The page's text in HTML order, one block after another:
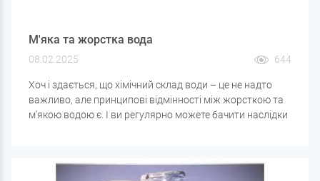
М'яка та жорстка вода
08.02.2025 644
Хоч і здається, що хімічний склад води – це не надто
важливо, але принципові відмінності між жорсткою та
м'якою водою є. І ви регулярно можете бачити наслідки
жорсткість (вміст у воді гідрокарбонатів кальцію та